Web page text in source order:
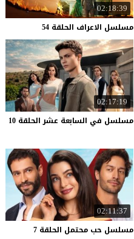
02:18:39
مسلسل الاعراف الحلقة 54
02:17:19
مسلسل في السابعة عشر الحلقة 10
02:11:37
مسلسل حب محتمل الحلقة 7